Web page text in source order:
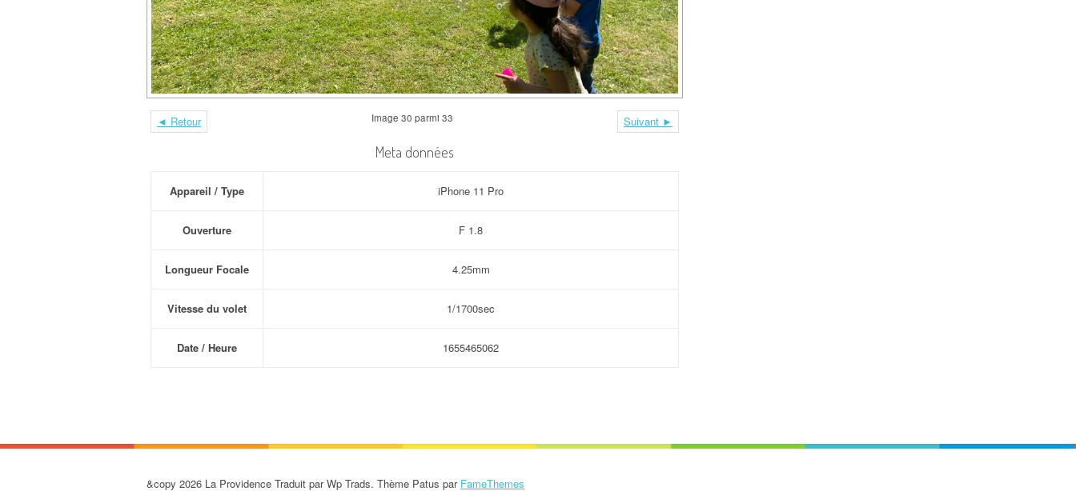
◄ Retour Suivant ►
Image 30 parmi 33
Meta données
Appareil / Type iPhone 11 Pro
Ouverture F 1.8
Longueur Focale 4.25mm
Vitesse du volet 1/1700sec
Date / Heure 1655465062
&copy 2026 La Providence Traduit par Wp Trads. Thème Patus par FameThemes